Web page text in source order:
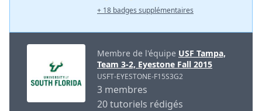
+ 18 badges supplémentaires
Membre de l'équipe USF Tampa,
Team 3-2, Eyestone Fall 2015
USFT-EYESTONE-F15S3G2
3 membres
20 tutoriels rédigés